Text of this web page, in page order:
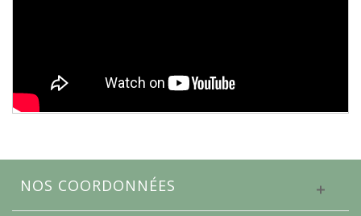
NOS COORDONNÉES